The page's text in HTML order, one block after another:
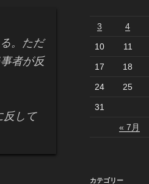
。ただ
者が反
して
« 7月
3 4
10 11
17 18
24 25
31
カテゴリー